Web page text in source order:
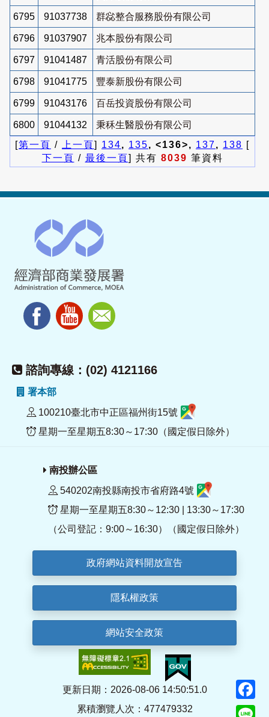
6795 91037738 群惢整合服務股份有限公司
6796 91037907 兆本股份有限公司
6797 91041487 青活股份有限公司
6798 91041775 豐泰新股份有限公司
6799 91043176 百岳投資股份有限公司
6800 91044132
秉秝生醫股份有限公司
[第一頁 / 上一頁] 134, 135, <136>, 137, 138 [
下一頁 / 最後一頁] 共有 8039 筆資料
諮詢專線：(02) 4121166
署本部
100210臺北市中正區福州街15號
星期一至星期五8:30～17:30（國定假日除外）
南投辦公區
540202南投縣南投市省府路4號
星期一至星期五8:30～12:30 | 13:30～17:30
（公司登記：9:00～16:30）（國定假日除外）
政府網站資料開放宣告
隱私權政策
網站安全政策
更新日期：2026-08-06 14:50:51.0
累積瀏覽人次：477479332